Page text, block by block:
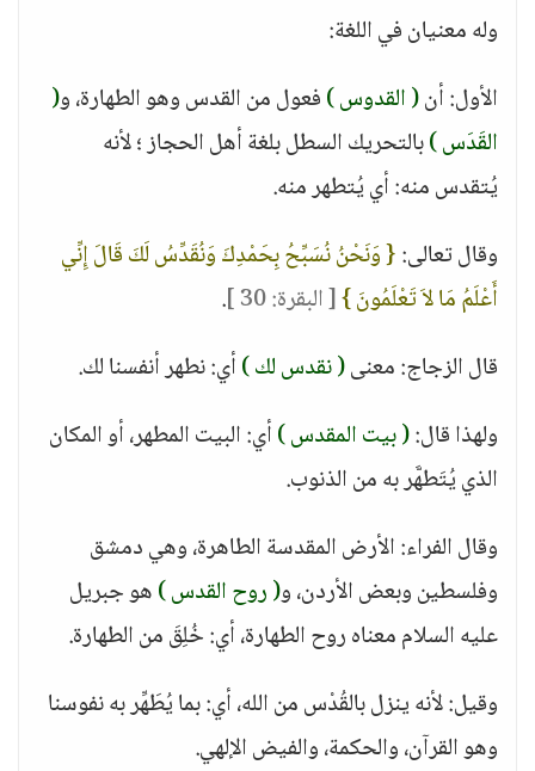
وله معنيان في اللغة:
الأول: أن( القدوس )فعول من القدس وهو الطهارة، و(
القَدَس )بالتحريك السطل بلغة أهل الحجاز ؛ لأنه
يُتقدس منه: أي يُتطهر منه.
وقال تعالى:{ وَنَحْنُ نُسَبِّحُ بِحَمْدِكَ وَنُقَدِّسُ لَكَ قَالَ إِنِّي
أَعْلَمُ مَا لاَ تَعْلَمُونَ }[ البقرة: 30 ]
.
قال الزجاج: معنى( نقدس لك )أي: نطهر أنفسنا لك.
ولهذا قال:( بيت المقدس )أي: البيت المطهر، أو المكان
الذي يُتَطهَّر به من الذنوب.
وقال الفراء: الأرض المقدسة الطاهرة، وهي دمشق
وفلسطين وبعض الأردن، و( روح القدس )هو جبريل
عليه السلام معناه روح الطهارة، أي: خُلِقَ من الطهارة.
وقيل: لأنه ينزل بالقُدْس من الله، أي: بما يُطَهِّر به نفوسنا
وهو القرآن، والحكمة، والفيض الإلهي.